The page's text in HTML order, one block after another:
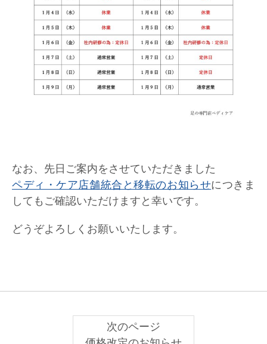
なお、先日ご案内をさせていただきました
ペディ・ケア店舗統合と移転のお知らせにつきま
してもご確認いただけますと幸いです。
どうぞよろしくお願いいたします。
次のページ